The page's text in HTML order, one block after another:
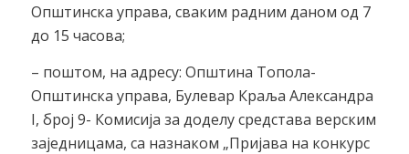
Општинска управа, сваким радним даном од 7
до 15 часова;
– поштом, на адресу: Општина Топола-
Општинска управа, Булевар Краља Александра
I, број 9- Комисија за доделу средстава верским
заједницама, са назнаком „Пријава на конкурс